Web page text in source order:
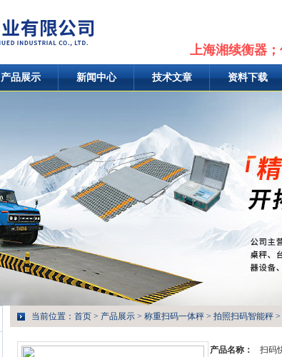
上海湘续衡器
产品展示 新闻中心 技术文章 资料下载
当前位置： 首页 > 产品展示 > 称重扫码一体秤 > 拍照扫码智能秤 >
产品名称： 扫码